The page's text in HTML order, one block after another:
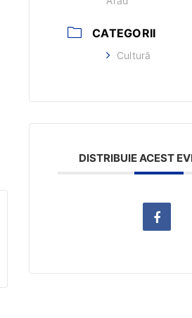
CATEGORII
Cultură
DISTRIBUIE ACEST